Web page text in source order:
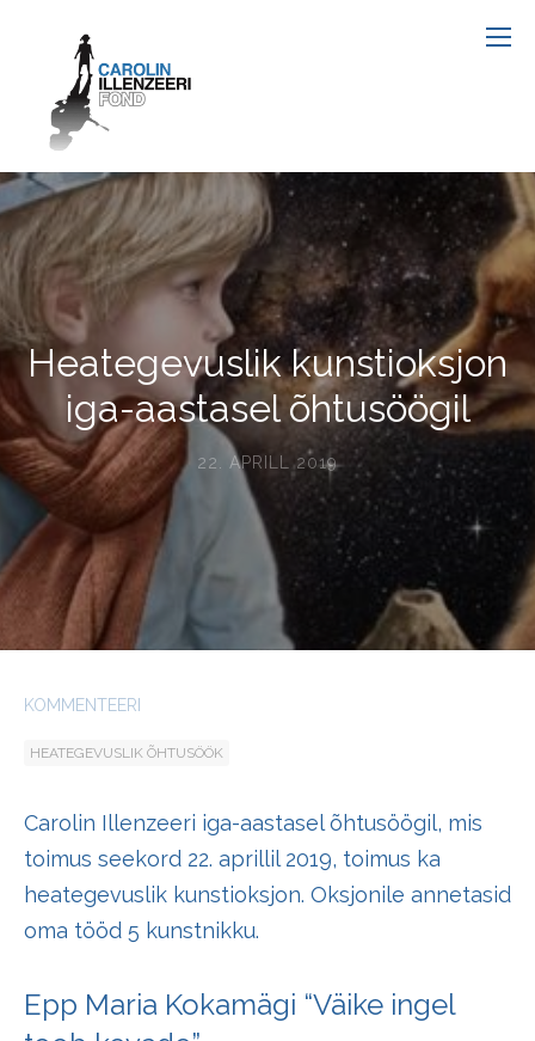
Heategevuslik kunstioksjon
iga-aastasel õhtusöögil
22. APRILL 2019
KOMMENTEERI
HEATEGEVUSLIK ÕHTUSÖÖK
Carolin Illenzeeri iga-aastasel õhtusöögil, mis
toimus seekord 22. aprillil 2019, toimus ka
heategevuslik kunstioksjon. Oksjonile annetasid
oma tööd 5 kunstnikku.
Epp Maria Kokamägi “Väike ingel